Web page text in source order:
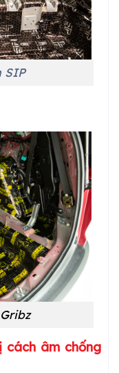
SIP
cách âm chống